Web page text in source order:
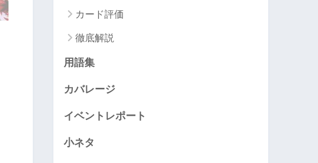
カード評価
徹底解説
用語集
カバレージ
イベントレポート
小ネタ